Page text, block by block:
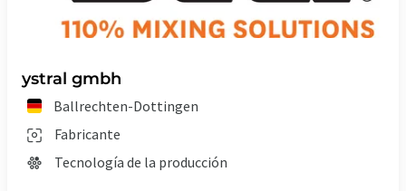
ystral gmbh
Ballrechten-Dottingen
Fabricante
Tecnología de la producción